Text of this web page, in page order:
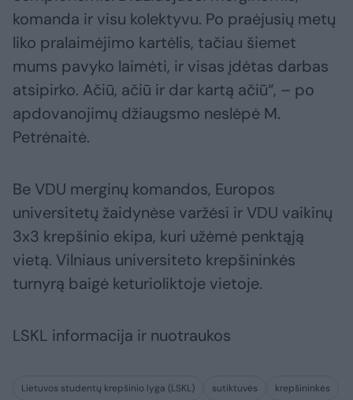
komanda ir visu kolektyvu. Po praėjusių metų
liko pralaimėjimo kartėlis, tačiau šiemet
mums pavyko laimėti, ir visas įdėtas darbas
atsipirko. Ačiū, ačiū ir dar kartą ačiū“, – po
apdovanojimų džiaugsmo neslėpė M.
Petrėnaitė.
Be VDU merginų komandos, Europos
universitetų žaidynėse varžėsi ir VDU vaikinų
3x3 krepšinio ekipa, kuri užėmė penktąją
vietą. Vilniaus universiteto krepšininkės
turnyrą baigė keturioliktoje vietoje.
LSKL informacija ir nuotraukos
Lietuvos studentų krepšinio lyga (LSKL) sutiktuvės
krepšininkės